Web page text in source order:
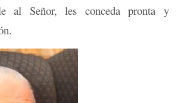
al Señor, les conceda pronta y